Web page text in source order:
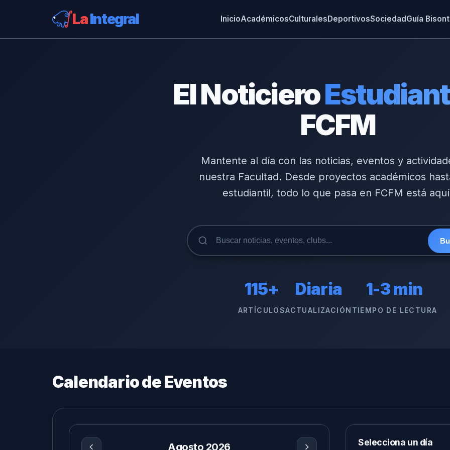
LaIntegral InicioAcadémicosCulturalesDeportivosSociedadGuía
El Noticiero
FCFM
Mantente al día con las noticias, eventos y
nuestra Facultad. Desde proyectos académicos
estudiantil, todo lo que pasa en FCFM está
115+
ARTÍCULOS
Diaria
ACTUALIZACIÓN
1-3 min
TIEMPO DE LECTURA
Calendario de Eventos
Agosto 2026 Selecciona un día